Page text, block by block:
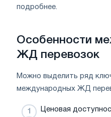
подробнее.
Особенности
ЖД перевозок
Можно выделить ряд
международных ЖД
Ценовая